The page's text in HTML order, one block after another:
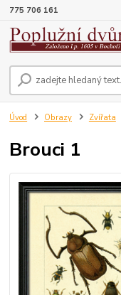
775 706 161
Úvod Obrazy Zvířata
Brouci 1